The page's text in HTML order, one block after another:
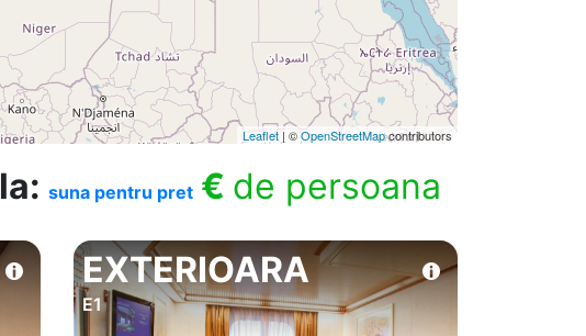
Leaflet | ©OpenStreetMapcontributors
suna pentru pret € de persoana
EXTERIOARA
E1